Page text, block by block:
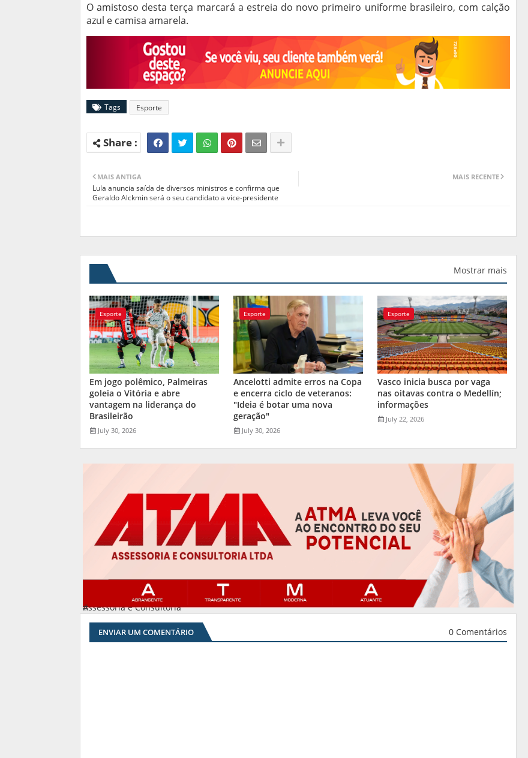
O amistoso desta terça marcará a estreia do novo primeiro uniforme brasileiro, com calção
azul e camisa amarela.
Tags Esporte
MAIS RECENTE
MAIS ANTIGA
Lula anuncia saída de diversos ministros e confirma que
Geraldo Alckmin será o seu candidato a vice-presidente
Mostrar mais
Esporte
Em jogo polêmico, Palmeiras
goleia o Vitória e abre
vantagem na liderança do
Brasileirão
July 30, 2026
Esporte
Ancelotti admite erros na Copa
e encerra ciclo de veteranos:
"Ideia é botar uma nova
geração"
July 30, 2026
Esporte
Vasco inicia busca por vaga
nas oitavas contra o Medellín;
informações
July 22, 2026
Assessoria e Consultoria
#
ENVIAR UM COMENTÁRIO 0 Comentários